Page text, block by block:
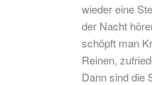
wieder eine
der Nacht
schöpft man
Reinen,
Dann sind die